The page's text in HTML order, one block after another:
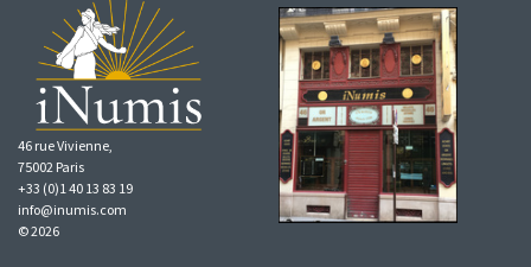
46 rue Vivienne,
75002 Paris
+33 (0)1 40 13 83 19
info@inumis.com
© 2026